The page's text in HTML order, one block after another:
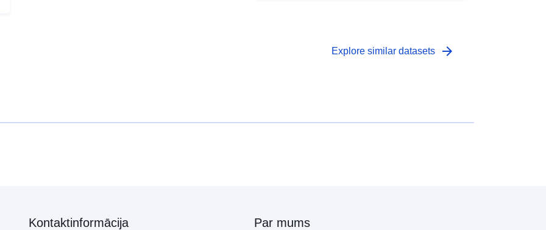
Explore similar datasets arrow_forward
Kontaktinformācija Par mums